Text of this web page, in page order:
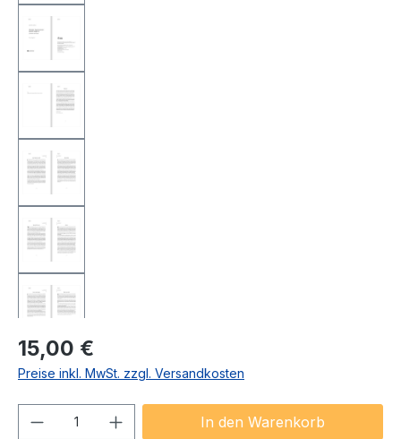
Regulärer Preis:
15,00 €
Preise inkl. MwSt. zzgl. Versandkosten
Produkt Anzahl: Gib denIn den Warenkorb